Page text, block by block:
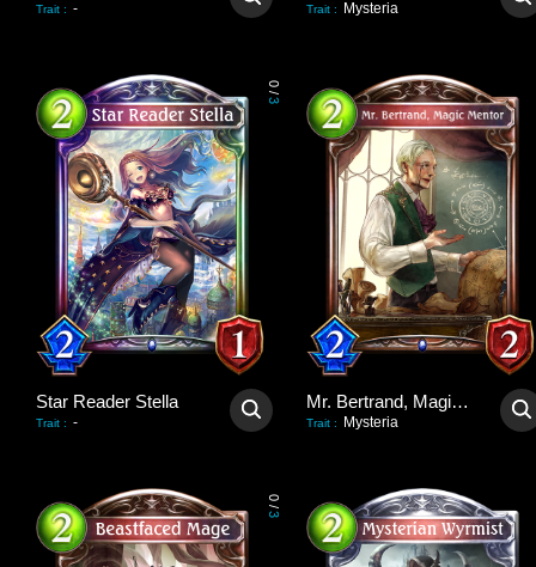
Trait : - Trait : Mysteria
0
/
3
Star Reader Stella
Trait : -
Mr. Bertrand, Magic Mentor
Trait : Mysteria
0
/
3